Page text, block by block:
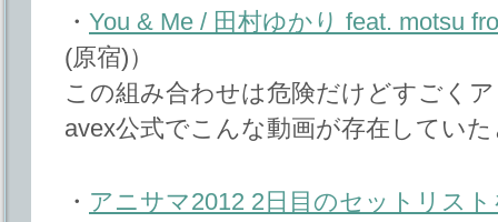
・ You & Me / 田村ゆかり feat. motsu
(原宿)）
この組み合わせは危険だけどすごく
avex公式でこんな動画が存在してい
・ アニサマ2012 2日目のセットリス